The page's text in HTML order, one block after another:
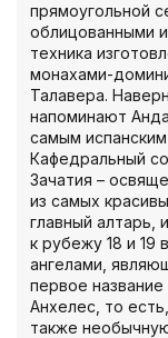
прямоугольной
облицованными
техника
монахами-
Талавера.
напоминают
самым
Кафедральный
Зачатия –
из самых
главный алтарь,
к рубежу 18 и 19
ангелами,
первое
Анхелес, то
также